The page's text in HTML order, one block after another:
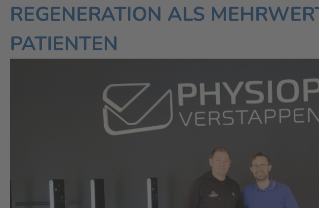
REGENERATION ALS
PATIENTEN